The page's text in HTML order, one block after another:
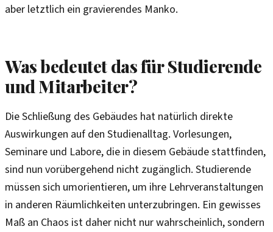
aber letztlich ein gravierendes Manko.
Was bedeutet das für Studierende
und Mitarbeiter?
Die Schließung des Gebäudes hat natürlich direkte
Auswirkungen auf den Studienalltag. Vorlesungen,
Seminare und Labore, die in diesem Gebäude stattfinden,
sind nun vorübergehend nicht zugänglich. Studierende
müssen sich umorientieren, um ihre Lehrveranstaltungen
in anderen Räumlichkeiten unterzubringen. Ein gewisses
Maß an Chaos ist daher nicht nur wahrscheinlich, sondern